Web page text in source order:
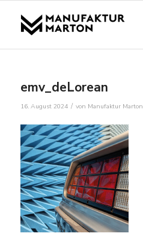
emv_deLorean
16. August 2024 / von Manufaktur Marton